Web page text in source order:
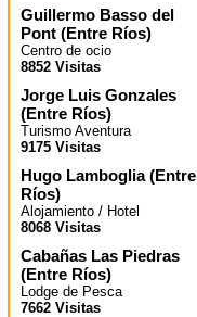
Guillermo Basso del
Pont (Entre Ríos)
Centro de ocio
8852 Visitas
Jorge Luis Gonzales
(Entre Ríos)
Turismo Aventura
9175 Visitas
Hugo Lamboglia(Entre
Ríos)
Alojamiento / Hotel
8068 Visitas
Cabañas Las Piedras
(Entre Ríos)
Lodge de Pesca
7662 Visitas